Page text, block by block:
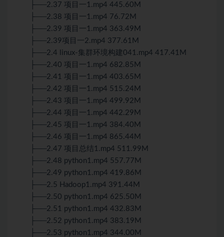
├──2.37 项目一1.mp4 445.60M
├──2.38 项目一1.mp4 76.72M
├──2.39 项目一1.mp4 363.49M
├──2.39项目一2.mp4 377.61M
├──2.4 linux-集群环境构建041.mp4 417.41M
├──2.40 项目一1.mp4 682.85M
├──2.41 项目一1.mp4 403.65M
├──2.42 项目一1.mp4 515.24M
├──2.43 项目一1.mp4 499.92M
├──2.44 项目一1.mp4 442.29M
├──2.45 项目一1.mp4 384.40M
├──2.46 项目一1.mp4 865.44M
├──2.47 项目总结1.mp4 511.99M
├──2.48 python1.mp4 557.77M
├──2.49 python1.mp4 419.86M
├──2.5 Hadoop1.mp4 391.44M
├──2.50 python1.mp4 625.50M
├──2.51 python1.mp4 432.83M
├──2.52 python1.mp4 383.19M
├──2.53 python1.mp4 344.00M